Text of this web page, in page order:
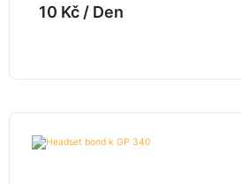
10 Kč / Den